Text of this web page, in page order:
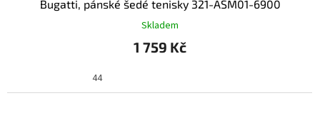
Bugatti, pánské šedé tenisky 321-ASM01-6900
Skladem
1 759 Kč
44